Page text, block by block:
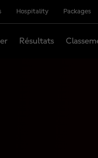
Hospitality Packages
Résultats